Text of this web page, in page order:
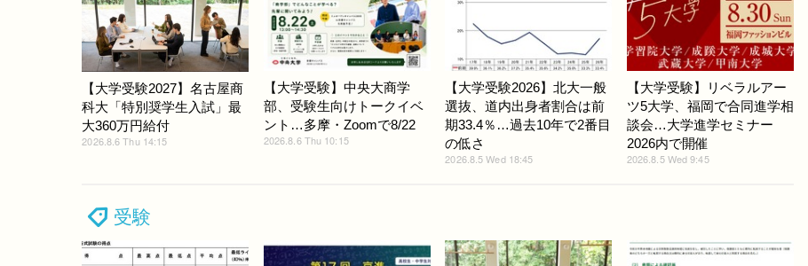
【大学受験2027】名古屋商
科大「特別奨学生入試」最
大360万円給付
2026.8.6 Thu 14:15
【大学受験】中央大商学
部、受験生向けトークイベ
ント…多摩・Zoomで8/22
2026.8.6 Thu 10:15
【大学受験2026】北大一般
選抜、道内出身者割合は前
期33.4％…過去10年で2番目
の低さ
2026.8.5 Wed 18:45
【大学受験】リベラルアー
ツ5大学、福岡で合同進学相
談会…大学進学セミナー
2026内で開催
2026.8.5 Wed 9:45
受験